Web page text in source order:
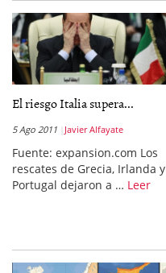
El riesgo Italia supera...
5 Ago 2011 Javier Alfayate
Fuente: expansion.com Los
rescates de Grecia, Irlanda y
Portugal dejaron a … Leer